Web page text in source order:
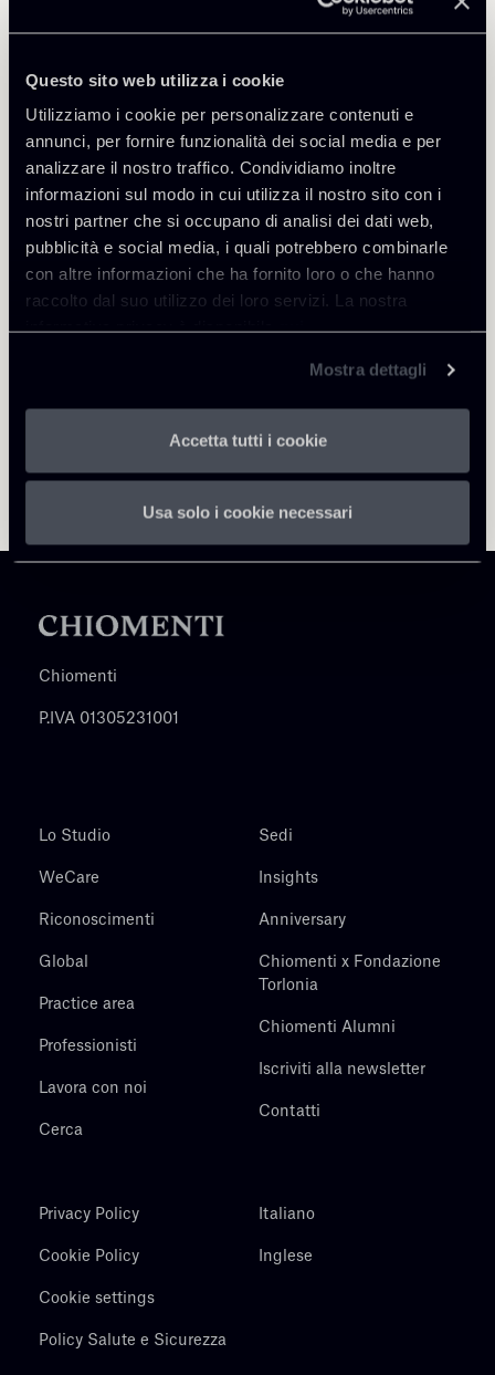
Questo sito web utilizza i cookie
Utilizziamo i cookie per personalizzare contenuti e
annunci, per fornire funzionalità dei social media e per
analizzare il nostro traffico. Condividiamo inoltre
informazioni sul modo in cui utilizza il nostro sito con i
nostri partner che si occupano di analisi dei dati web,
pubblicità e social media, i quali potrebbero combinarle
con altre informazioni che ha fornito loro o che hanno
raccolto dal suo utilizzo dei loro servizi. La nostra
informativa privacy è disponibilequi.
Mostra dettagli
Accetta tutti i cookie
Usa solo i cookie necessari
Torna agli Insights
Professionisti correlati
PARTNER
Alain Maria Dell'Osso
SEDI
Milano
Scopri il professionista
Chiomenti
P.IVA 01305231001
Lo Studio
WeCare
Riconoscimenti
Global
Practice area
Professionisti
Lavora con noi
Cerca
Sedi
Insights
Anniversary
Chiomenti x Fondazione
Torlonia
Chiomenti Alumni
Iscriviti alla newsletter
Contatti
Privacy Policy
Cookie Policy
Cookie settings
Policy Salute e Sicurezza
Italiano
Inglese